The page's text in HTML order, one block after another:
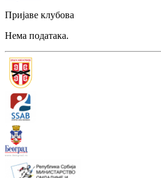
Пријаве клубова
Нема података.